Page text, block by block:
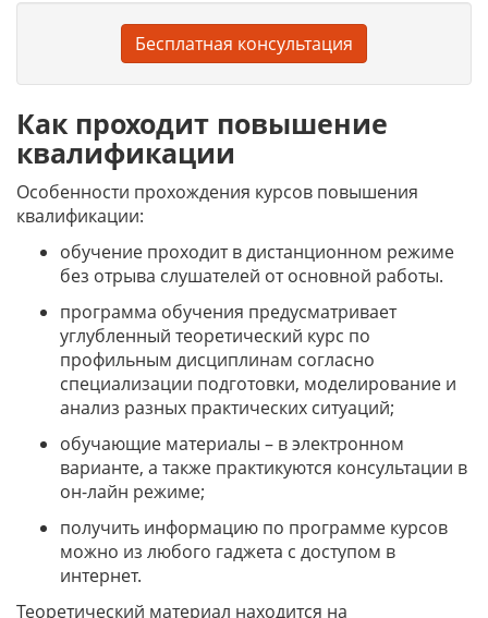
Бесплатная консультация
Как проходит повышение
квалификации
Особенности прохождения курсов повышения
квалификации:
обучение проходит в дистанционном режиме
без отрыва слушателей от основной работы.
программа обучения предусматривает
углубленный теоретический курс по
профильным дисциплинам согласно
специализации подготовки, моделирование и
анализ разных практических ситуаций;
обучающие материалы – в электронном
варианте, а также практикуются консультации в
он-лайн режиме;
получить информацию по программе курсов
можно из любого гаджета с доступом в
интернет.
Теоретический материал находится на